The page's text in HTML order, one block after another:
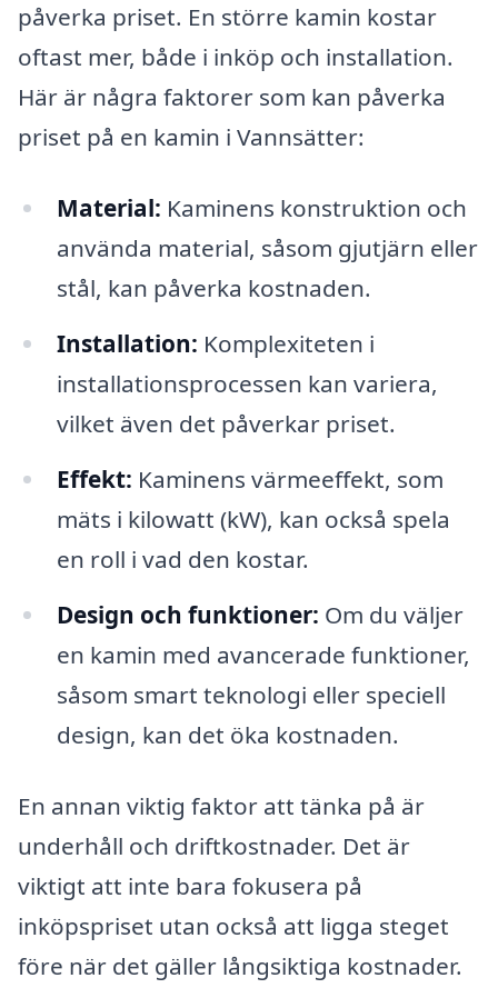
påverka priset. En större kamin kostar
oftast mer, både i inköp och installation.
Här är några faktorer som kan påverka
priset på en kamin i Vannsätter:
Material: Kaminens konstruktion och
använda material, såsom gjutjärn eller
stål, kan påverka kostnaden.
Installation: Komplexiteten i
installationsprocessen kan variera,
vilket även det påverkar priset.
Effekt: Kaminens värmeeffekt, som
mäts i kilowatt (kW), kan också spela
en roll i vad den kostar.
Design och funktioner: Om du väljer
en kamin med avancerade funktioner,
såsom smart teknologi eller speciell
design, kan det öka kostnaden.
En annan viktig faktor att tänka på är
underhåll och driftkostnader. Det är
viktigt att inte bara fokusera på
inköpspriset utan också att ligga steget
före när det gäller långsiktiga kostnader.